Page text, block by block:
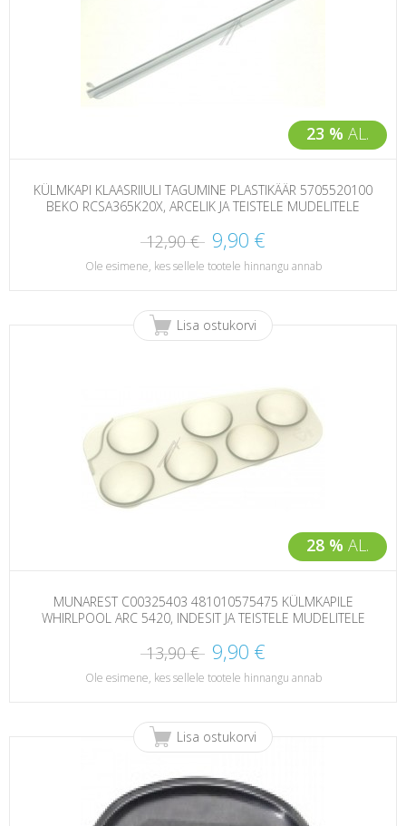
23 % AL.
KÜLMKAPI KLAASRIIULI TAGUMINE PLASTIKÄÄR 5705520100
BEKO RCSA365K20X, ARCELIK JA TEISTELE MUDELITELE
12,90 € 9,90 €
Ole esimene, kes sellele tootele hinnangu annab
28 % AL.
Lisa ostukorvi
MUNAREST C00325403 481010575475 KÜLMKAPILE
WHIRLPOOL ARC 5420, INDESIT JA TEISTELE MUDELITELE
13,90 € 9,90 €
Ole esimene, kes sellele tootele hinnangu annab
Lisa ostukorvi